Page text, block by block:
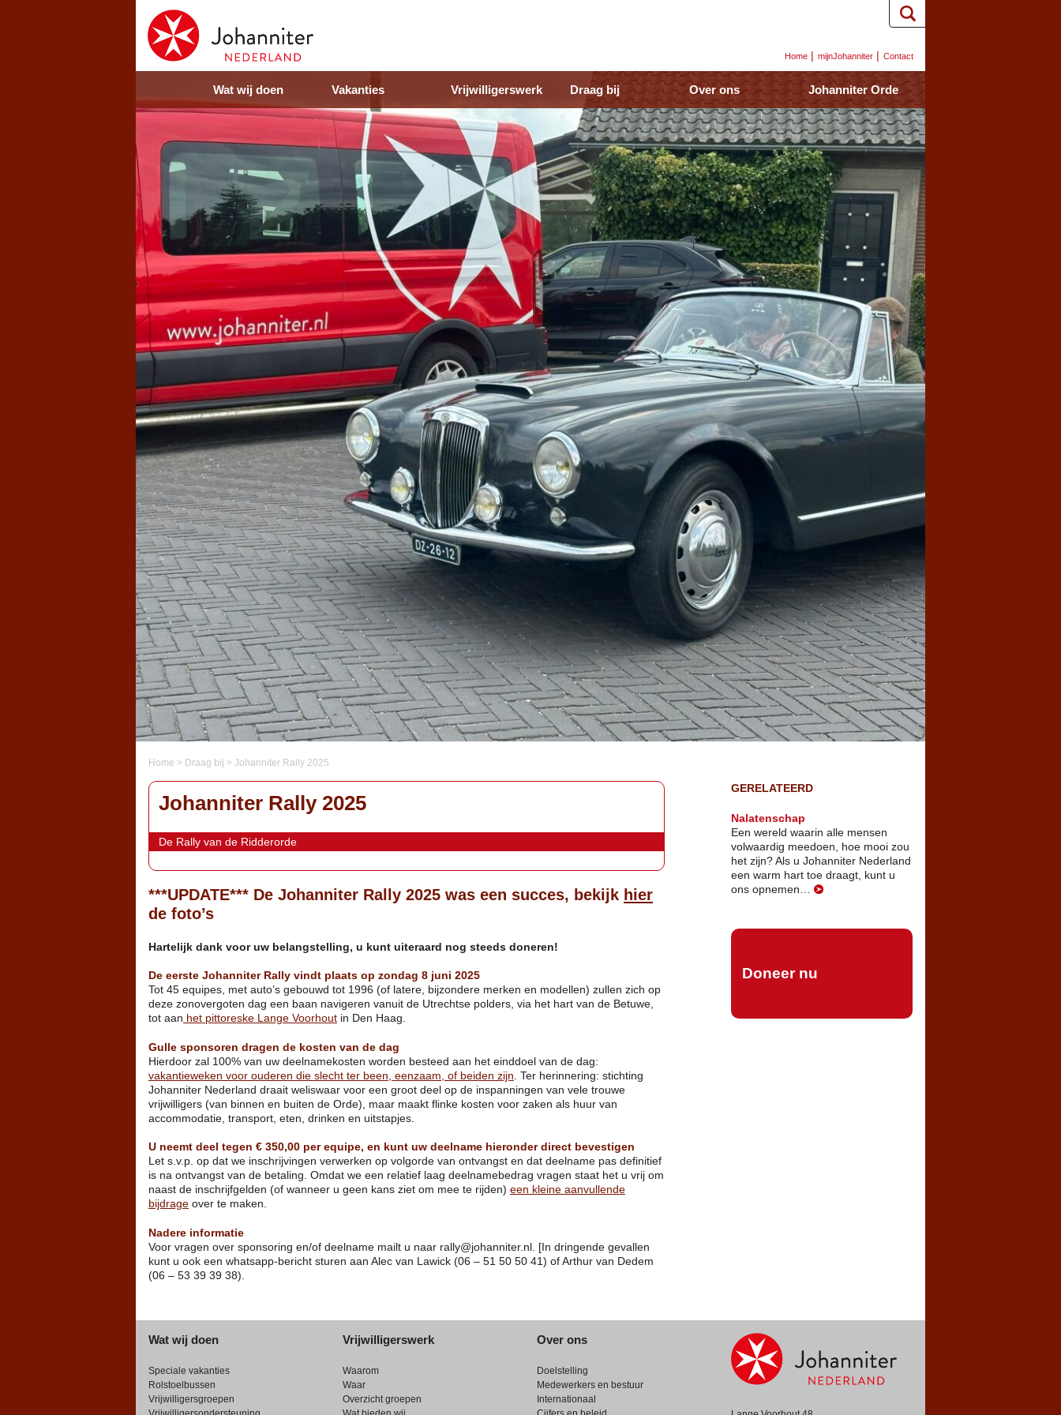
Home mijnJohanniter Contact
Wat wij doen Vakanties Vrijwilligerswerk Draag bij Over ons Johanniter Orde
Home > Draag bij > Johanniter Rally 2025
Johanniter Rally 2025
De Rally van de Ridderorde
***UPDATE*** De Johanniter Rally 2025 was een succes, bekijk hier
de foto’s
Hartelijk dank voor uw belangstelling, u kunt uiteraard nog steeds doneren!
De eerste Johanniter Rally vindt plaats op zondag 8 juni 2025
Tot 45 equipes, met auto’s gebouwd tot 1996 (of latere, bijzondere merken en modellen) zullen zich op
deze zonovergoten dag een baan navigeren vanuit de Utrechtse polders, via het hart van de Betuwe,
tot aan het pittoreske Lange Voorhout in Den Haag.
Gulle sponsoren dragen de kosten van de dag
Hierdoor zal 100% van uw deelnamekosten worden besteed aan het einddoel van de dag:
vakantieweken voor ouderen die slecht ter been, eenzaam, of beiden zijn . Ter herinnering: stichting
Johanniter Nederland draait weliswaar voor een groot deel op de inspanningen van vele trouwe
vrijwilligers (van binnen en buiten de Orde), maar maakt flinke kosten voor zaken als huur van
accommodatie, transport, eten, drinken en uitstapjes.
U neemt deel tegen € 350,00 per equipe, en kunt uw deelname hieronder direct bevestigen
Let s.v.p. op dat we inschrijvingen verwerken op volgorde van ontvangst en dat deelname pas definitief
is na ontvangst van de betaling. Omdat we een relatief laag deelnamebedrag vragen staat het u vrij om
naast de inschrijfgelden (of wanneer u geen kans ziet om mee te rijden) een kleine aanvullende
bijdrage over te maken.
Nadere informatie
Voor vragen over sponsoring en/of deelname mailt u naar rally@johanniter.nl. [In dringende gevallen
kunt u ook een whatsapp-bericht sturen aan Alec van Lawick (06 – 51 50 50 41) of Arthur van Dedem
(06 – 53 39 39 38).
GERELATEERD
Nalatenschap
Een wereld waarin alle mensen
volwaardig meedoen, hoe mooi zou
het zijn? Als u Johanniter Nederland
een warm hart toe draagt, kunt u
ons opnemen…
Doneer nu
Wat wij doen
Speciale vakanties
Rolstoelbussen
Vrijwilligersgroepen
Vrijwilligerswerk
Waarom
Waar
Overzicht groepen
Over ons
Doelstelling
Medewerkers en bestuur
Internationaal